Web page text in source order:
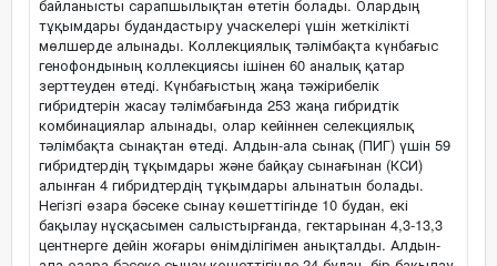
байланысты сарапшылықтан өтетін болады. Олардың
тұқымдары будандастыру учаскелері үшін жеткілікті
мөлшерде алынады. Коллекциялық тәлімбақта күнбағыс
генофондының коллекциясы ішінен 60 аналық қатар
зерттеуден өтеді. Күнбағыстың жаңа тәжірибелік
гибридтерін жасау тәлімбағында 253 жаңа гибридтік
комбинациялар алынады, олар кейіннен селекциялық
тәлімбақта сынақтан өтеді. Алдын-ала сынақ (ПИГ) үшін 59
гибридтердің тұқымдары және байқау сынағынан (КСИ)
алынған 4 гибридтердің тұқымдары алынатын болады.
Негізгі өзара бәсеке сынау көшеттігінде 10 будан, екі
бақылау нұсқасымен салыстырғанда, гектарынан 4,3-13,3
центнерге дейін жоғары өнімділігімен анықталды. Алдын-